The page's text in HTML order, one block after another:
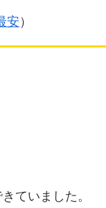
安）
ていました。